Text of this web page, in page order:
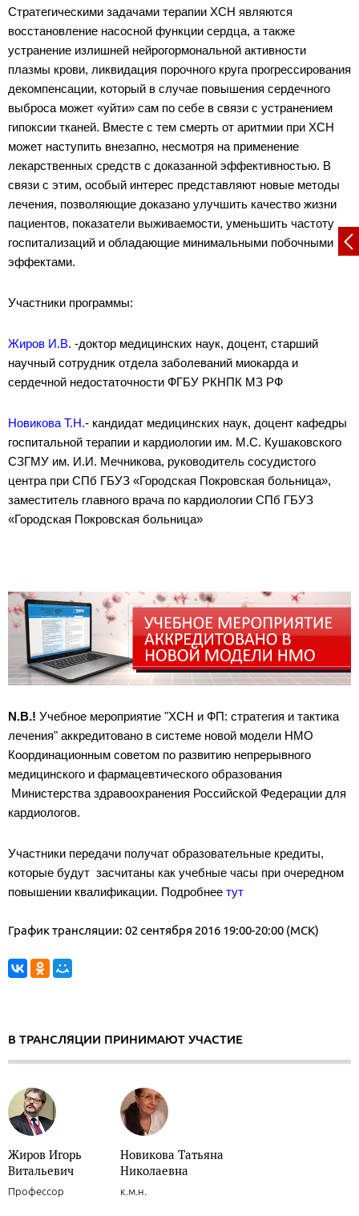
Стратегическими задачами терапии ХСН являются
восстановление насосной функции сердца, а также
устранение излишней нейрогормональной активности
плазмы крови, ликвидация порочного круга прогрессирования
декомпенсации, который в случае повышения сердечного
выброса может «уйти» сам по себе в связи с устранением
гипоксии тканей. Вместе с тем смерть от аритмии при ХСН
может наступить внезапно, несмотря на применение
лекарственных средств с доказанной эффективностью. В
связи с этим, особый интерес представляют новые методы
лечения, позволяющие доказано улучшить качество жизни
пациентов, показатели выживаемости, уменьшить частоту
госпитализаций и обладающие минимальными побочными
эффектами.
Участники программы:
Жиров И.В. -доктор медицинских наук, доцент, старший
научный сотрудник отдела заболеваний миокарда и
сердечной недостаточности ФГБУ РКНПК МЗ РФ
Новикова Т.Н.- кандидат медицинских наук, доцент кафедры
госпитальной терапии и кардиологии им. М.С. Кушаковского
СЗГМУ им. И.И. Мечникова, руководитель сосудистого
центра при СПб ГБУЗ «Городская Покровская больница»,
заместитель главного врача по кардиологии СПб ГБУЗ
«Городская Покровская больница»
N.B.! Учебное мероприятие "ХСН и ФП: стратегия и тактика
лечения" аккредитовано в системе новой модели НМО
Координационным советом по развитию непрерывного
медицинского и фармацевтического образования
Министерства здравоохранения Российской Федерации для
кардиологов.
Участники передачи получат образовательные кредиты,
которые будут засчитаны как учебные часы при очередном
повышении квалификации. Подробнее тут
График трансляции: 02 сентября 2016 19:00-20:00 (МСК)
В ТРАНСЛЯЦИИ ПРИНИМАЮТ УЧАСТИЕ
Жиров Игорь
Витальевич
Профессор
Новикова Татьяна
Николаевна
к.м.н.